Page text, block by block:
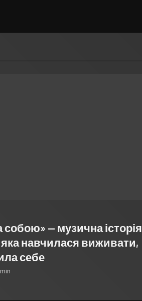
— музична історія
яка навчилася виживати,
себе